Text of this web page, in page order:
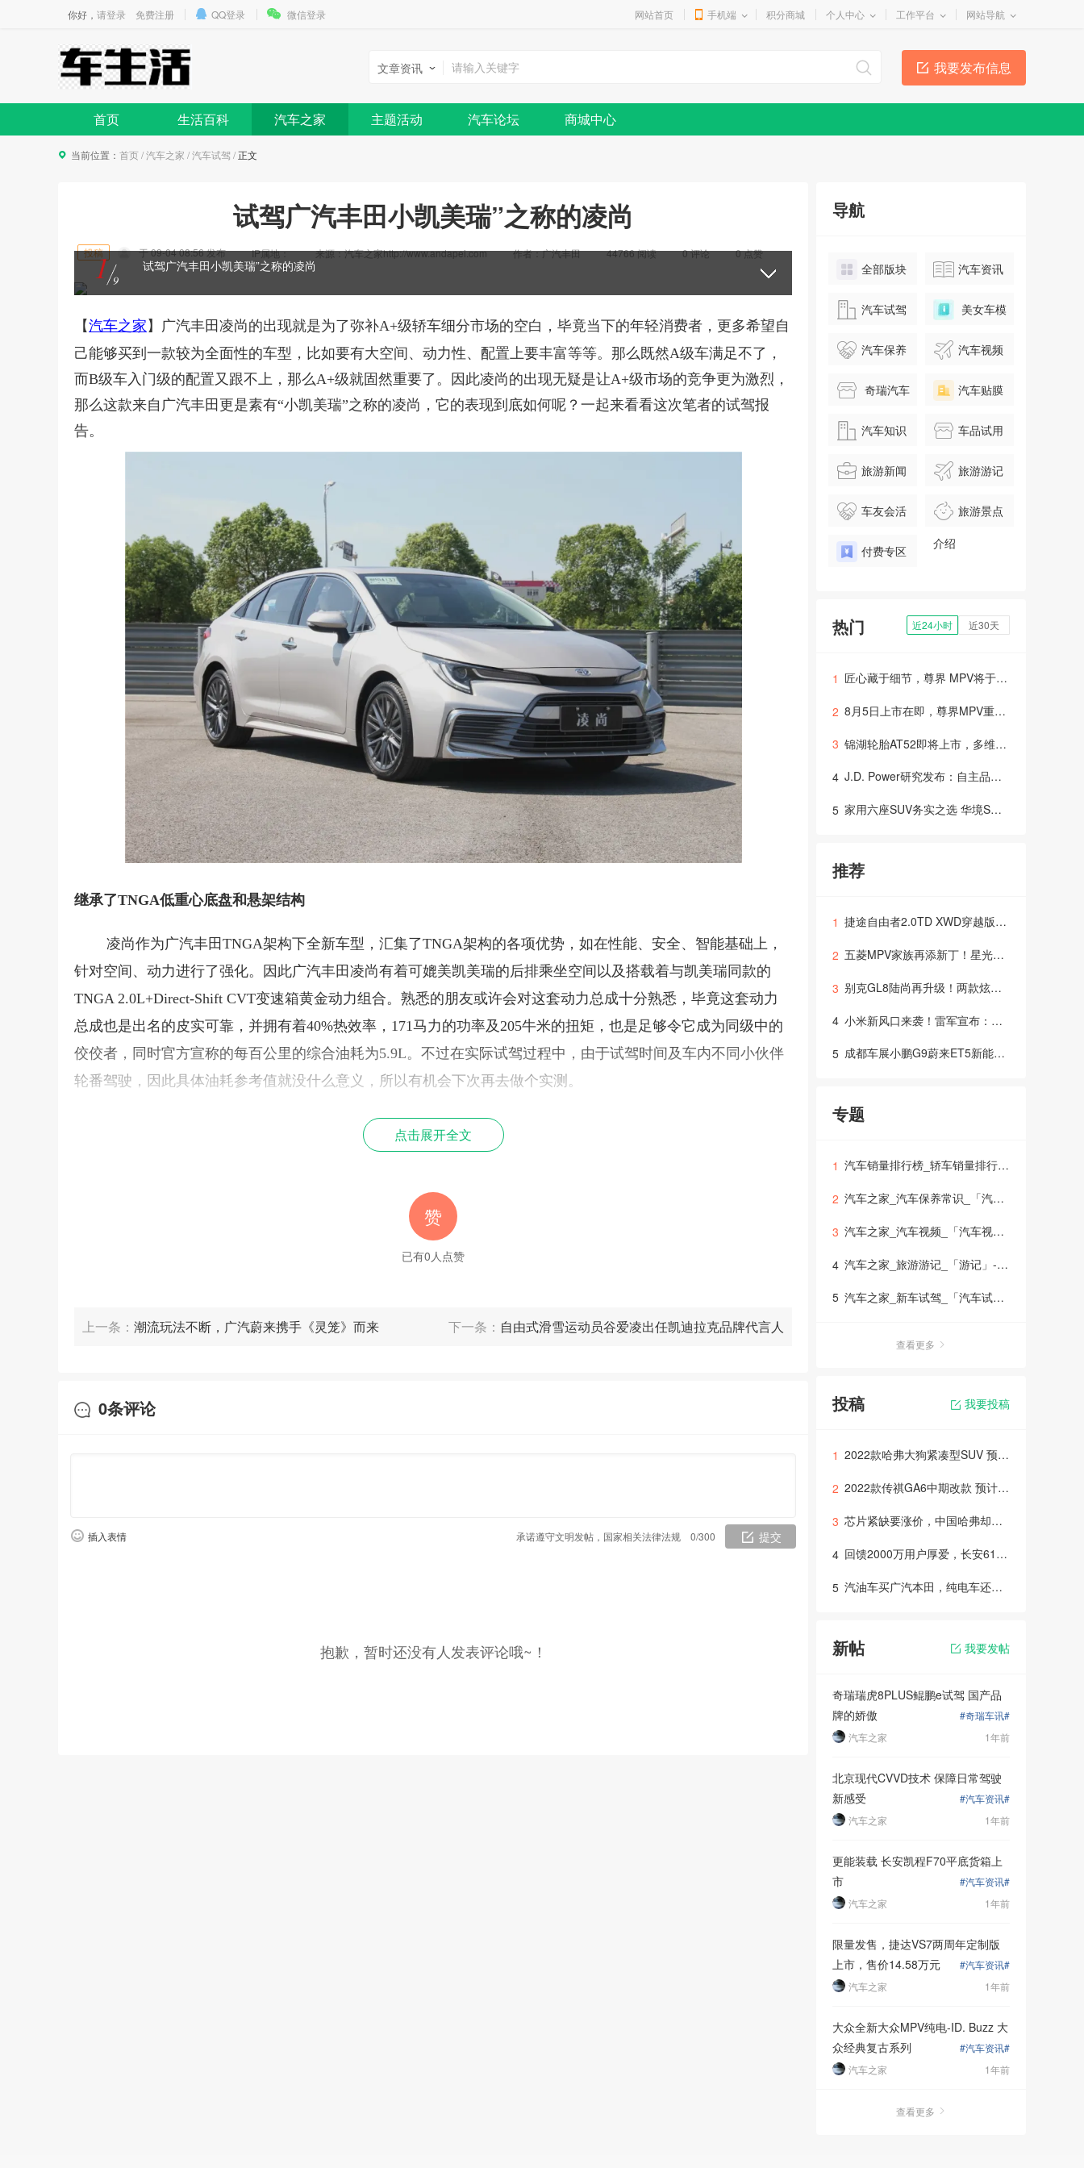
你好， 请登录 免费注册 QQ登录 微信登录 网站首页 手机端 积分商城 个人中心 工作平台 网站导航
我要发布信息
文章资讯
首页 生活百科 汽车之家 主题活动 汽车论坛 商城中心
当前位置： 首页/汽车之家 /汽车试驾 /正文
试驾广汽丰田小凯美瑞”之称的凌尚
投稿 于09-04 08:56发布 IP属地： 来源：汽车之家http://www.andapei.com 作者：广汽丰田 44766 阅读 0评论 0点赞
1 9
试驾广汽丰田小凯美瑞”之称的凌尚
【汽车之家】 广汽丰田 凌尚的出现就是为了弥补A+级轿车细分市场的空白，毕竟当下的年轻消费者，更多希望自
己能够买到一款较为全面性的车型，比如要有大空间、动力性、配置上要丰富等等。那么既然A级车满足不了，
而B级车入门级的配置又跟不上，那么A+级就固然重要了。因此凌尚的出现无疑是让A+级市场的竞争更为激烈，
那么这款来自广汽丰田更是素有“小凯美瑞”之称的凌尚，它的表现到底如何呢？一起来看看这次笔者的试驾报
告。
继承了TNGA低重心底盘和悬架结构
凌尚作为广汽丰田TNGA架构下全新车型，汇集了TNGA架构的各项优势，如在性能、安全、智能基础上，
针对空间、动力进行了强化。因此广汽丰田凌尚有着可媲美凯美瑞的后排乘坐空间以及搭载着与凯美瑞同款的
TNGA 2.0L+Direct-Shift CVT变速箱黄金动力组合。熟悉的朋友或许会对这套动力总成十分熟悉，毕竟这套动力
总成也是出名的皮实可靠，并拥有着40%热效率，171马力的功率及205牛米的扭矩，也是足够令它成为同级中的
佼佼者，同时官方宣称的每百公里的综合油耗为5.9L。不过在实际试驾过程中，由于试驾时间及车内不同小伙伴
轮番驾驶，因此具体油耗参考值就没什么意义，所以有机会下次再去做个实测。
点击展开全文
赞
已有0人点赞
上一条： 潮流玩法不断，广汽蔚来携手《灵笼》而来 下一条： 自由式滑雪运动员谷爱凌出任凯迪拉克品牌代言人
0条评论
插入表情 提交
承诺遵守文明发帖，国家相关法律法规 0/300
抱歉，暂时还没有人发表评论哦~！
导航
全部版块 汽车资讯
汽车试驾 美女车模
汽车保养 汽车视频
奇瑞汽车 汽车贴膜
汽车知识 车品试用
旅游新闻 旅游游记
车友会活
动
旅游景点
介绍
付费专区
热门 近24小时 近30天
1 匠心藏于细节，尊界 MPV将于8月5日正式上市
2 8月5日上市在即，尊界MPV重新定义超豪华出行体验？
3 锦湖轮胎AT52即将上市，多维度技术支撑全场景出行需求，打造全地形轮胎新选择
4 J.D. Power研究发布：自主品牌新车质量表现首次超越主流国际品牌及豪华品牌，行业竞争焦点转向用户
5 家用六座SUV务实之选 华境S与零跑D19多场景体验横评
推荐
1 捷途自由者2.0TD XWD穿越版，燃爆上市！
2 五菱MPV家族再添新丁！星光730官图惊艳你的眼球，四季度上市，多种动力等你来选择！
3 别克GL8陆尚再升级！两款炫酷内饰配色登场，售价仅24.99万起
4 小米新风口来袭！雷军宣布：首款SUV YU7，6月26日震撼上市！
5 成都车展小鹏G9蔚来ET5新能源汽车的天下？
专题
1 汽车销量排行榜_轿车销量排行榜_suv销量排行榜_mpv销量排行榜_「销量排行榜」
2 汽车之家_汽车保养常识_「汽车保养」-车生活
3 汽车之家_汽车视频_「汽车视频大全」-车生活
4 汽车之家_旅游游记_「游记」-车生活
5 汽车之家_新车试驾_「汽车试驾」
查看更多
投稿 我要投稿
1 2022款哈弗大狗紧凑型SUV 预计2022年初上市
2 2022款传祺GA6中期改款 预计年底或明年初推出上市
3 芯片紧缺要涨价，中国哈弗却降价！618宠粉节错过就无了！
4 回馈2000万用户厚爱，长安618拼车节火热开启！
5 汽油车买广汽本田，纯电车还是选广汽本田！绎乐凭实力圈粉
新帖 我要发帖
奇瑞瑞虎8PLUS鲲鹏e试驾 国产品
牌的娇傲
#奇瑞车讯#
1年前
汽车之家
北京现代CVVD技术 保障日常驾驶
新感受
#汽车资讯#
1年前
汽车之家
更能装载 长安凯程F70平底货箱上
市
#汽车资讯#
1年前
汽车之家
限量发售，捷达VS7两周年定制版
上市，售价14.58万元
#汽车资讯#
1年前
汽车之家
大众全新大众MPV纯电-ID. Buzz 大
众经典复古系列
#汽车资讯#
1年前
汽车之家
查看更多